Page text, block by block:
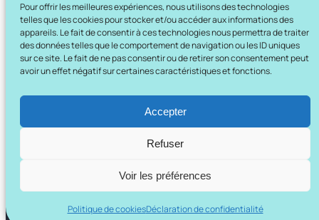
Pour offrir les meilleures expériences, nous utilisons des technologies
telles que les cookies pour stocker et/ou accéder aux informations des
appareils. Le fait de consentir à ces technologies nous permettra de traiter
des données telles que le comportement de navigation ou les ID uniques
sur ce site. Le fait de ne pas consentir ou de retirer son consentement peut
avoir un effet négatif sur certaines caractéristiques et fonctions.
Accepter
Refuser
Voir les préférences
Politique de cookiesDéclaration de confidentialité
Politique de confidentialité